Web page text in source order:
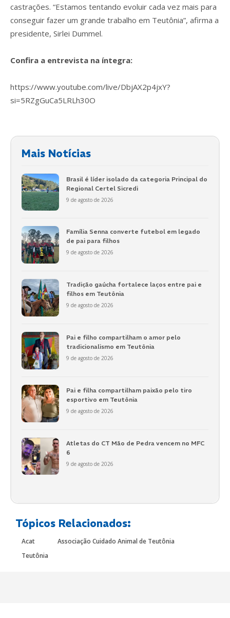
castrações. “Estamos tentando evoluir cada vez mais para
conseguir fazer um grande trabalho em Teutônia”, afirma a
presidente, Sirlei Dummel.
Confira a entrevista na íntegra:
https://www.youtube.com/live/DbjAX2p4jxY?
si=5RZgGuCa5LRLh30O
Mais Notícias
Brasil é líder isolado da categoria Principal do
Regional Certel Sicredi
9 de agosto de 2026
Família Senna converte futebol em legado
de pai para filhos
9 de agosto de 2026
Tradição gaúcha fortalece laços entre pai e
filhos em Teutônia
9 de agosto de 2026
Pai e filho compartilham o amor pelo
tradicionalismo em Teutônia
9 de agosto de 2026
Pai e filha compartilham paixão pelo tiro
esportivo em Teutônia
9 de agosto de 2026
Atletas do CT Mão de Pedra vencem no MFC
6
9 de agosto de 2026
Tópicos Relacionados:
Acat
Associação Cuidado Animal de Teutônia
Teutônia